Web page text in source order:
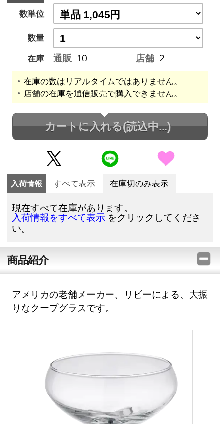
数単位
数量
在庫
通販 10 店舗 2
在庫の数はリアルタイムではありません。
店舗の在庫を通信販売で購入できません。
カートに入れる(読込中...)
入荷情報 すべて表示 在庫切のみ表示
現在すべて在庫があります。
入荷情報をすべて表示 をクリックしてくださ
い。
商品紹介
アメリカの老舗メーカー、リビーによる、大振
りなクープグラスです。